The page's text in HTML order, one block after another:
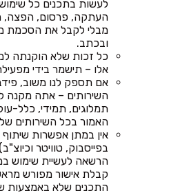
לעשות בתכנים כל
העתקה, פרסום, הפצה,
מבלי לקבל את הסכמת
ובכתב.
כל זכות שלא הוקנתה
אלו – תישמר בידי
אם תספק לנו משוב,
השירותים – אתה מקנה
תמלוגים, תמידי, כלל-
האמור בכל השירותים
אין במתן אפשרות
בפייסבוק, טוויטר
הרשאה לעשיית שימוש
קבלת אישור מפורש
התכנים שלא באמצעות